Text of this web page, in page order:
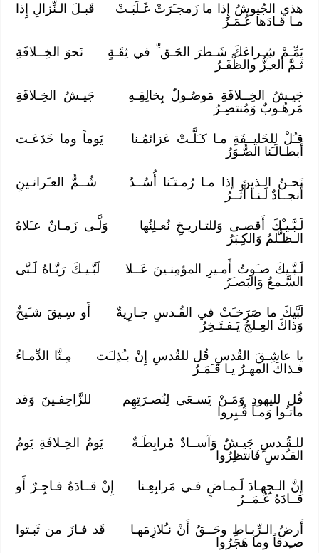
هذي الجُيوشُ إِذا ما زَمجـَرَتْ غَـلَبَـتْ قَبـلَ الـنِّزالِ إِذا
مـا قـادَها عُـمَـرُ
يَمِّـمْ شِـراعَكَ شَـطرَ الحَـق ِّ في ثِقَـةٍ نَحوَ الخِــلافَةِ
ثَـمَّ العـِزُّ والظَّفَـرُ
جَيـشُ الخِــلافَةِ مَوصُـولٌ بِخالِقِـهِ جَيـشُ الخِـلافَةِ
مَرهُـوبٌ وَمُنتصِـرُ
قـُلْ لِلخَليــفَةِ مـا كـَلَّـتْ عَزائمُـنا يَوماً وما خَدَعَـت
أَبطـالـَنا الصُّـوَرُ
نَحـنُ الـذينَ إذا مـا رُمـتـَنا أُسُــدٌ شُــمُّ العـَرانـينِ
أَنجــادٌ لَـنـا أَثَــرُ
لَـبَّـيـْكَ أَقصـى وَللتـاريـخِ نُعـلِنُها وَلَّـى زَمـانٌ عـَلاهُ
الـظـُّلمُ وَالكِـبَرُ
لَـبَّـيكَ صـَوتُ أَمـيرِ المؤمِنـينَ عَــلا لَبَّـيـكَ رَبَّـاهُ لَـبَّى
السَّـمعُ وَالبَصـَرُ
لَبَّيكَ ما صَرَخـَتْ في القُـدسِ جـارِيةٌ أَو سِـيقَ شـَيخٌ
وَذاكَ العِـلجُ يَـفـتَـخِرُ
يا عاشِـقَ القُدسِ قُل للقُدسِ إِنْ بـُذِلـَت مِـنَّا الدِّمـاءُ
فـذاكَ المهـرُ يـا قـَمَـرُ
قُل لليهودِ وَمَـنْ يَسـعَى لِنُصـرَتِهِم للزَّاحِفـينَ وَقد
ماتـُوا وَمـا قُـبِروا
للـقُـدسِ جَيـشٌ وَآســادٌ مُرابِطَـةٌ يَومُ الخِـلافَةِ يَومُ
القـُدسِ فَانتظِرُوا
إِنَّ الـجِهـادَ لَـمـاضٍ فـي مَرابِعِـنا إِنْ قــادَهُ فـاجِـرٌ أَو
قــادَهُ عُـمَــرُ
أَرضُ الـرِّبـاطِ وحَــقٌ أَنْ نـُلازِمَهـا قَد فـازَ من ثَبـتوا
صـِدقاً وما هَجَرُوا